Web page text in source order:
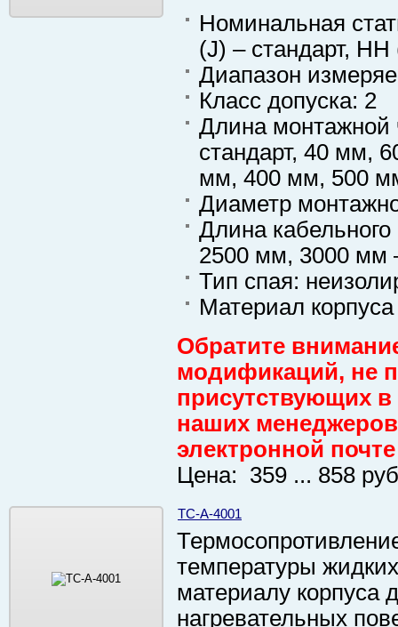
Номинальная
(J) – стандарт,
Диапазон
Класс допуска: 2
Длина
стандарт, 40 мм,
мм, 400 мм, 500
Диаметр
Длина
2500 мм, 3000 мм
Тип спая:
Материал
Обратите
модификаций, не
присутствующих
наших менеджеров
электронной
Цена: 359 ... 858
ТС-А-4001
температуры
материалу корпуса
нагревательных